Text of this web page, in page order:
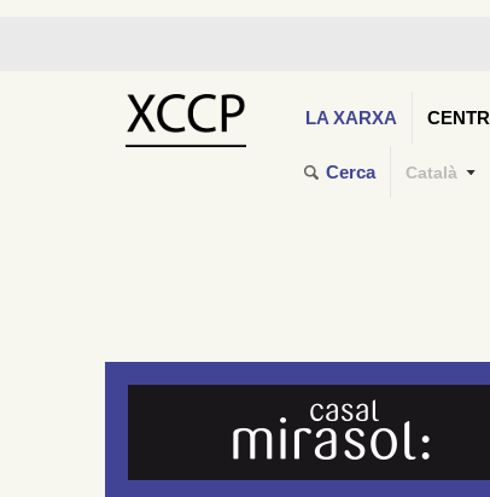
LA XARXA
Cerca Català